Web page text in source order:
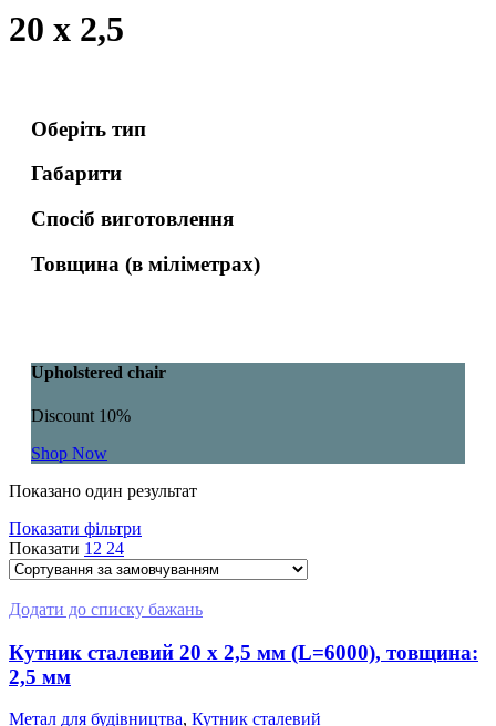
20 x 2,5
Оберіть тип
Габарити
Спосіб виготовлення
Товщина (в міліметрах)
Upholstered chair
Discount 10%
Shop Now
Показано один результат
Показати фільтри
Показати 12 24
Додати до списку бажань
Кутник сталевий 20 x 2,5 мм (L=6000), товщина:
2,5 мм
Метал для будівництва, Кутник сталевий